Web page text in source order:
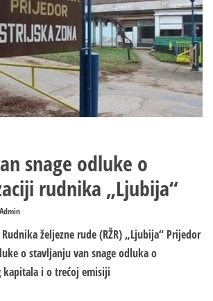
snage odluke o
rudnika „Ljubija“
željezne rude (RŽR) „Ljubija“ Prijedor
o stavljanju van snage odluka o
kapitala i o trećoj emisiji